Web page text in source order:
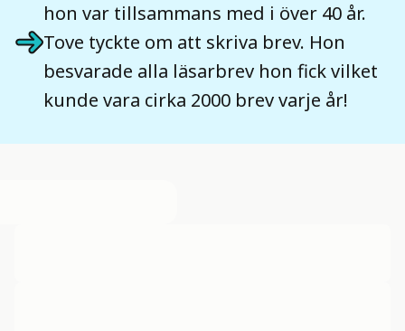
hon var tillsammans med i över 40 år.
Tove tyckte om att skriva brev. Hon
besvarade alla läsarbrev hon fick vilket
kunde vara cirka 2000 brev varje år!